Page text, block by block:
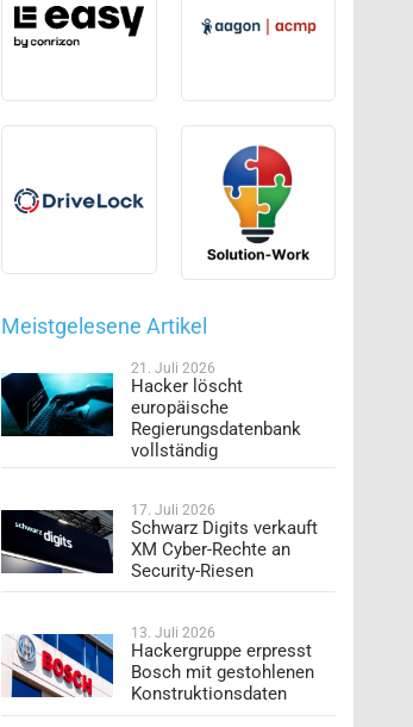
Meistgelesene Artikel
21. Juli 2026
Hacker löscht
europäische
Regierungsdatenbank
vollständig
17. Juli 2026
Schwarz Digits verkauft
XM Cyber-Rechte an
Security-Riesen
13. Juli 2026
Hackergruppe erpresst
Bosch mit gestohlenen
Konstruktionsdaten